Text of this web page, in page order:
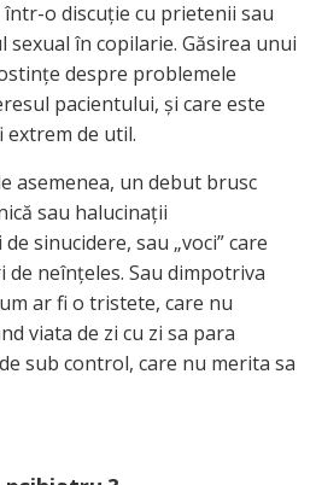
o discuţie cu prietenii sau
sexual în copilarie. Găsirea unui
despre problemele
pacientului, şi care este
extrem de util.
asemenea, un debut brusc
sau halucinaţii
sinucidere, sau „voci” care
de neînţeles. Sau dimpotriva
ar fi o tristete, care nu
viata de zi cu zi sa para
sub control, care nu merita sa